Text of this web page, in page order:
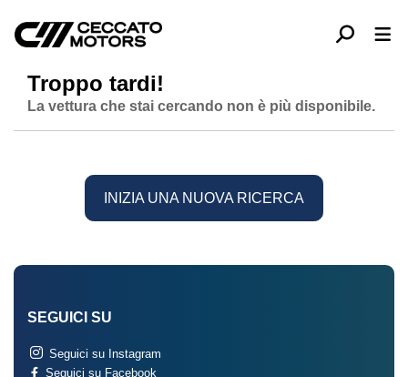
Troppo tardi!
La vettura che stai cercando non è più disponibile.
INIZIA UNA NUOVA RICERCA
SEGUICI SU
Seguici su Instagram
Seguici su Facebook